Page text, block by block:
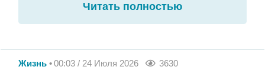
Читать полностью
Жизнь 00:03 / 24 Июля 2026 3630